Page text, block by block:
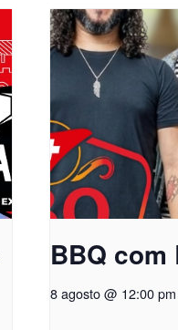
BBQ com
8 agosto @ 12:00 pm